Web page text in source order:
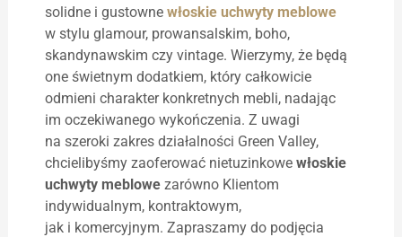
solidne i gustowne włoskie uchwyty meblowe
w stylu glamour, prowansalskim, boho,
skandynawskim czy vintage. Wierzymy, że będą
one świetnym dodatkiem, który całkowicie
odmieni charakter konkretnych mebli, nadając
im oczekiwanego wykończenia. Z uwagi
na szeroki zakres działalności Green Valley,
chcielibyśmy zaoferować nietuzinkowe włoskie
uchwyty meblowezarówno Klientom
indywidualnym, kontraktowym,
jak i komercyjnym. Zapraszamy do podjęcia